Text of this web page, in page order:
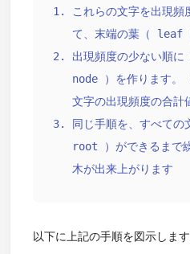
これらの文字を出現頻
て、末端の葉（ leaf
出現頻度の少ない順
node ）を作ります
文字の出現頻度の合計
同じ手順を、すべての
root ）ができるまで
木が出来上がります
以下に上記の手順を図示します